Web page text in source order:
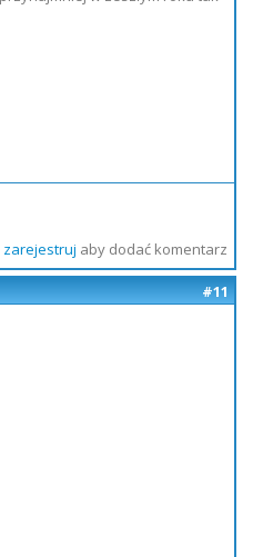
zarejestruj aby dodać komentarz
#11